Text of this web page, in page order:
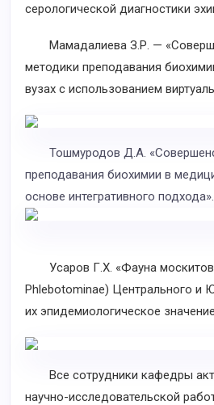
серологической диагностики
Мамадалиева З.Р. —
методики преподавания
вузах с использованием
Тошмуродов Д.А.
преподавания биохимии в
основе интегративного подхода».
Усаров Г.Х. «Фауна
Phlebotominae) Центрального и
их эпидемиологическое
Все сотрудники кафедры
научно-исследовательской